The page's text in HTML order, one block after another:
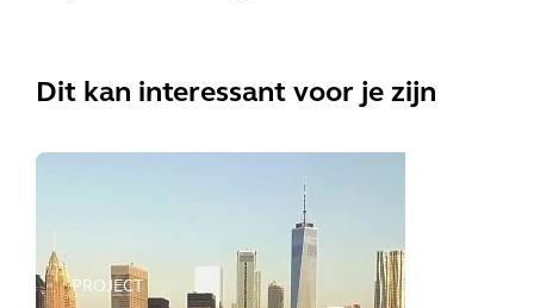
Dit kan interessant voor je zijn
PROJECT